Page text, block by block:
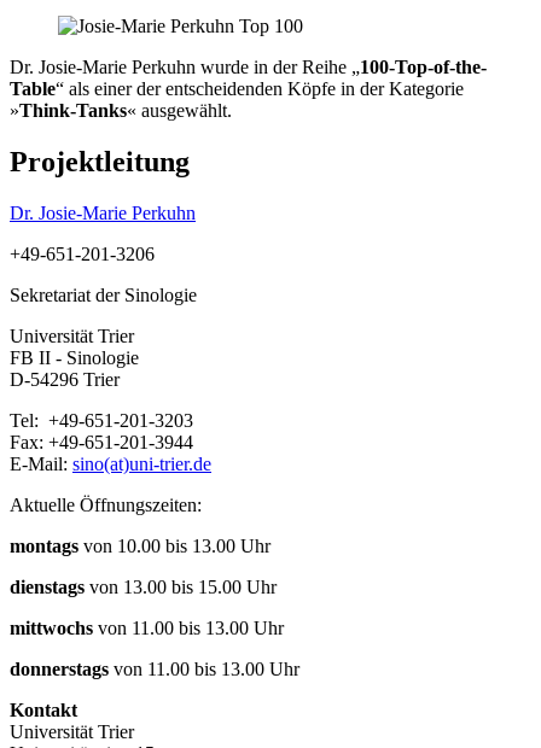
Dr. Josie-Marie Perkuhn wurde in der Reihe „100-Top-of-the-
Table“ als einer der entscheidenden Köpfe in der Kategorie
»Think-Tanks« ausgewählt.
Projektleitung
Dr. Josie-Marie Perkuhn
+49-651-201-3206
Sekretariat der Sinologie
Universität Trier
FB II - Sinologie
D-54296 Trier
Tel: +49-651-201-3203
Fax: +49-651-201-3944
E-Mail: sino(at)uni-trier.de
Aktuelle Öffnungszeiten:
montags von 10.00 bis 13.00 Uhr
dienstags von 13.00 bis 15.00 Uhr
mittwochs von 11.00 bis 13.00 Uhr
donnerstags von 11.00 bis 13.00 Uhr
Kontakt
Universität Trier